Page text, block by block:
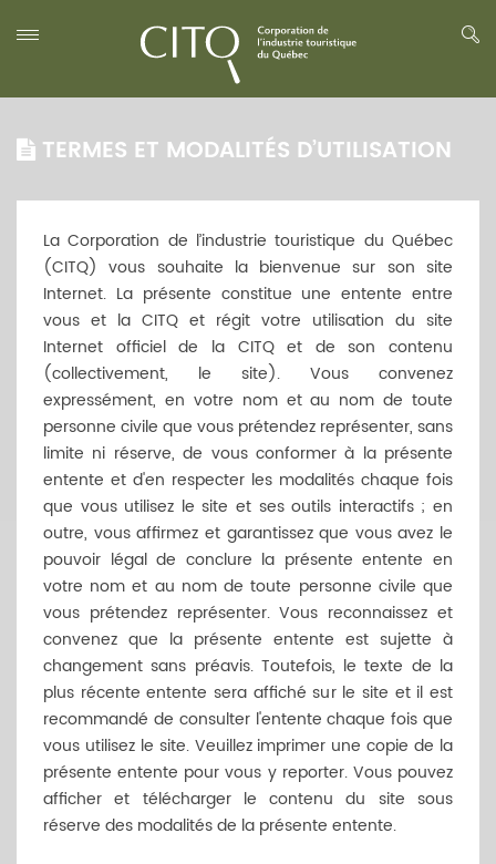
TERMES ET MODALITÉS D’UTILISATION
La Corporation de l’industrie touristique du Québec
(CITQ) vous souhaite la bienvenue sur son site
Internet. La présente constitue une entente entre
vous et la CITQ et régit votre utilisation du site
Internet officiel de la CITQ et de son contenu
(collectivement, le site). Vous convenez
expressément, en votre nom et au nom de toute
personne civile que vous prétendez représenter, sans
limite ni réserve, de vous conformer à la présente
entente et d'en respecter les modalités chaque fois
que vous utilisez le site et ses outils interactifs ; en
outre, vous affirmez et garantissez que vous avez le
pouvoir légal de conclure la présente entente en
votre nom et au nom de toute personne civile que
vous prétendez représenter. Vous reconnaissez et
convenez que la présente entente est sujette à
changement sans préavis. Toutefois, le texte de la
plus récente entente sera affiché sur le site et il est
recommandé de consulter l'entente chaque fois que
vous utilisez le site. Veuillez imprimer une copie de la
présente entente pour vous y reporter. Vous pouvez
afficher et télécharger le contenu du site sous
réserve des modalités de la présente entente.